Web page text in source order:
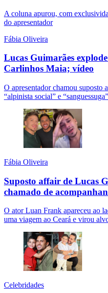
A coluna apurou, com
do apresentador
Fábia Oliveira
Lucas Guimarães
Carlinhos Maia; vídeo
O apresentador chamou suposto
“alpinista social” e “sanguessuga”
Fábia Oliveira
Suposto affair de Lucas
chamado de
O ator Luan Frank apareceu ao
uma viagem ao Ceará e virou
Celebridades